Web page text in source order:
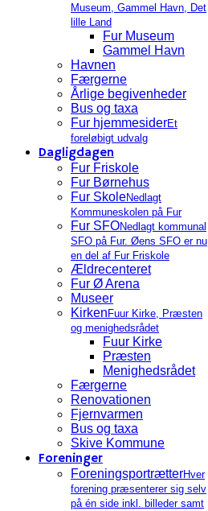
Museum, Gammel Havn, Det
lille Land
Fur Museum
Gammel Havn
Havnen
Færgerne
Årlige begivenheder
Bus og taxa
Fur hjemmesiderEt
foreløbigt udvalg
Dagligdagen
Fur Friskole
Fur Børnehus
Fur SkoleNedlagt
Kommuneskolen på Fur
Fur SFONedlagt kommunal
SFO på Fur. Øens SFO er nu
en del af Fur Friskole
Ældrecenteret
Fur Ø Arena
Museer
Kirken Fuur Kirke, Præsten
og menighedsrådet
Fuur Kirke
Præsten
Menighedsrådet
Færgerne
Renovationen
Fjernvarmen
Bus og taxa
Skive Kommune
Foreninger
ForeningsportrætterHver
forening præsenterer sig selv
på én side inkl. billeder samt